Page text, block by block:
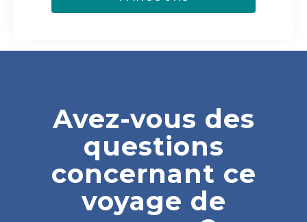
Avez-vous des
questions
concernant ce
voyage de